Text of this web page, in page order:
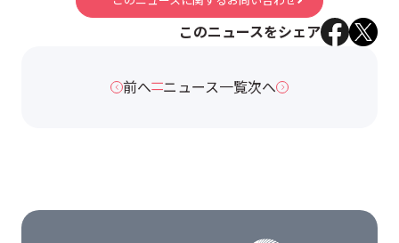
このニュースをシェア
前へ ニュース一覧次へ